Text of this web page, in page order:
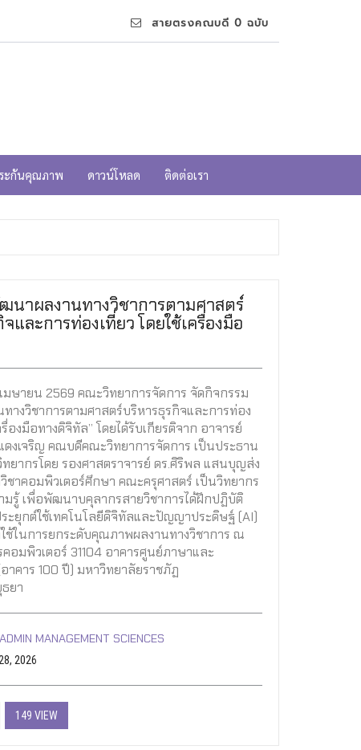
สายตรงคณบดี 0 ฉบับ
ะกันคุณภาพ ดาวน์โหลด ติดต่อเรา
นาผลงานทางวิชาการตามศาสตร์
และการท่องเที่ยว โดยใช้เครื่องมือ
มษายน 2569 คณะวิทยาการจัดการ จัดกิจกรรม
างวิชาการตามศาสตร์บริหารธุรกิจและการท่อง
รื่องมือทางดิจิทัล” โดยได้รับเกียรติจาก อาจารย์
ดงเจริญ คณบดีคณะวิทยาการจัดการ เป็นประธาน
ยากรโดย รองศาสตราจารย์ ดร.ศิริพล แสนบุญส่ง
ชาคอมพิวเตอร์ศึกษา คณะครุศาสตร์ เป็นวิทยากร
มรู้ เพื่อพัฒนาบคุลากรสายวิชาการได้ฝึกปฏิบัติ
ะยุกต์ใช้เทคโนโลยีดิจิทัลและปัญญาประดิษฐ์ (AI)
ช้ในการยกระดับคุณภาพผลงานทางวิชาการ ณ
อมพิวเตอร์ 31104 อาคารศูนย์ภาษาและ
าคาร 100 ปี) มหาวิทยาลัยราชภัฏ
ยา
ADMIN MANAGEMENT SCIENCES
2026
149 VIEW